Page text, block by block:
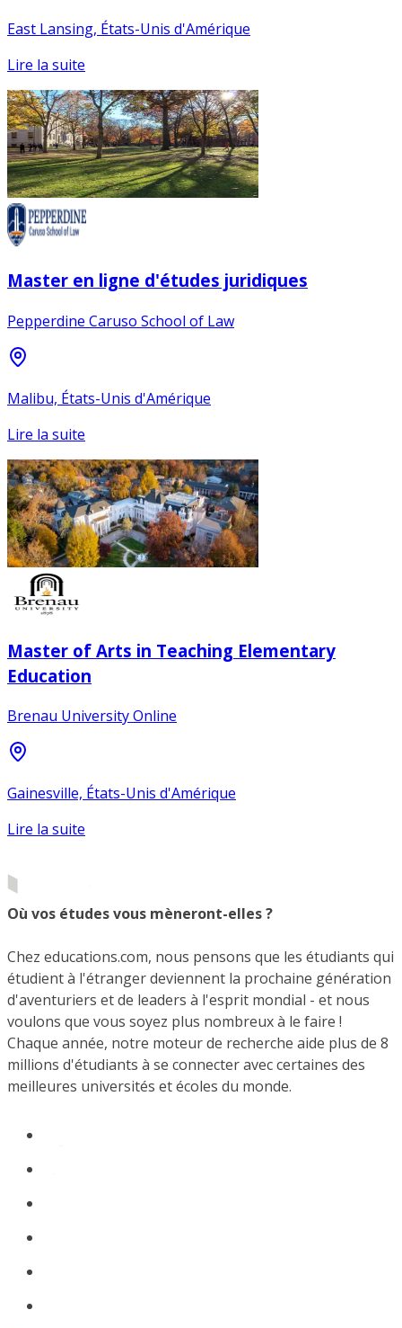
East Lansing, États-Unis d'Amérique
Lire la suite
Master en ligne d'études juridiques
Pepperdine Caruso School of Law
Malibu, États-Unis d'Amérique
Lire la suite
Master of Arts in Teaching Elementary
Education
Brenau University Online
Gainesville, États-Unis d'Amérique
Lire la suite
Où vos études vous mèneront-elles ?
Chez educations.com, nous pensons que les étudiants qui
étudient à l'étranger deviennent la prochaine génération
d'aventuriers et de leaders à l'esprit mondial - et nous
voulons que vous soyez plus nombreux à le faire !
Chaque année, notre moteur de recherche aide plus de 8
millions d'étudiants à se connecter avec certaines des
meilleures universités et écoles du monde.